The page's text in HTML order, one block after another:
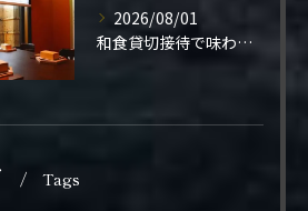
2026/08/01
和食貸切接待で味わう極上の一夜
Tags